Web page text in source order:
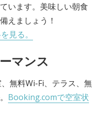
います。美味しい朝食
えましょう！
見る。
マンス
無料Wi-Fi、テラス、無
Booking.comで空室状